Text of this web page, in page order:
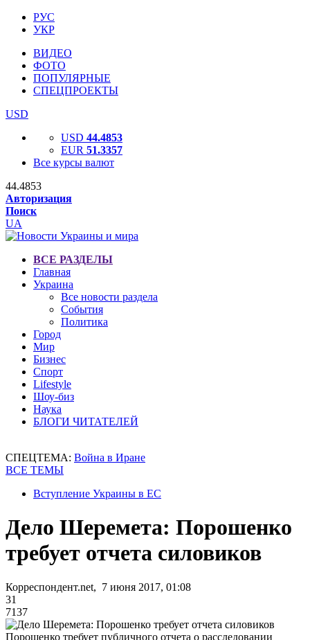
РУС
УКР
ВИДЕО
ФОТО
ПОПУЛЯРНЫЕ
СПЕЦПРОЕКТЫ
USD
USD 44.4853
EUR 51.3357
Все курсы валют
44.4853
Авторизация
Поиск
UA
ВСЕ РАЗДЕЛЫ
Главная
Украина
Все новости раздела
События
Политика
Город
Мир
Бизнес
Спорт
Lifestyle
Шоу-биз
Наука
БЛОГИ ЧИТАТЕЛЕЙ
СПЕЦТЕМА: Война в Иране
ВСЕ ТЕМЫ
Вступление Украины в ЕС
Дело Шеремета: Порошенко
требует отчета силовиков
Корреспондент.net, 7 июня 2017, 01:08
31
7137
Порошенко требует публичного отчета о расследовании